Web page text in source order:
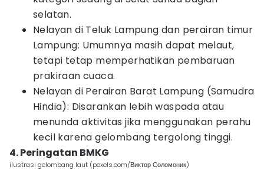
selatan.
Nelayan di Teluk Lampung dan perairan timur
Lampung: Umumnya masih dapat melaut,
tetapi tetap memperhatikan pembaruan
prakiraan cuaca.
Nelayan di Perairan Barat Lampung (Samudra
Hindia): Disarankan lebih waspada atau
menunda aktivitas jika menggunakan perahu
kecil karena gelombang tergolong tinggi.
4. Peringatan BMKG
ilustrasi gelombang laut (pexels.com/Виктор Соломоник)